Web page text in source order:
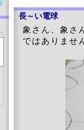
長～い電球
象さん、象さ
ではありま